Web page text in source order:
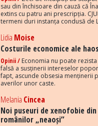
sau din închisoare din cauză că
extins cu patru ani prescripția.
termeni duri instanța condusă de
Lidia Moise
Costurile economice ale
Opinii / Economia nu poate
falsă a susținerii intereselor
fapt, ascunde obsesia menținerii
averilor unor caste.
Melania Cincea
Noi puseuri de xenofobie
românilor „neaoși”